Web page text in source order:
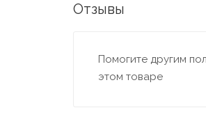
Отзывы
Помогите другим
этом товаре